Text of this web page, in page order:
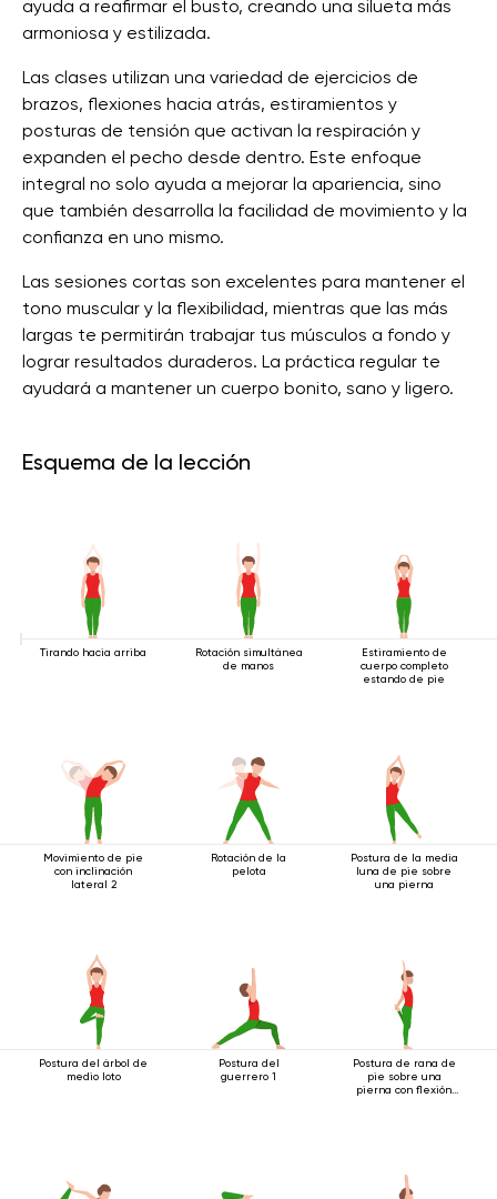
ayuda a reafirmar el busto, creando una silueta más
armoniosa y estilizada.
Las clases utilizan una variedad de ejercicios de
brazos, flexiones hacia atrás, estiramientos y
posturas de tensión que activan la respiración y
expanden el pecho desde dentro. Este enfoque
integral no solo ayuda a mejorar la apariencia, sino
que también desarrolla la facilidad de movimiento y la
confianza en uno mismo.
Las sesiones cortas son excelentes para mantener el
tono muscular y la flexibilidad, mientras que las más
largas te permitirán trabajar tus músculos a fondo y
lograr resultados duraderos. La práctica regular te
ayudará a mantener un cuerpo bonito, sano y ligero.
Esquema de la lección
Tirando hacia arriba
Rotación simultánea
de manos
Estiramiento de
cuerpo completo
estando de pie
Movimiento de pie
con inclinación
lateral 2
Rotación de la
pelota
Postura de la media
luna de pie sobre
una pierna
Postura del árbol de
medio loto
Postura del
guerrero 1
Postura de rana de
pie sobre una
pierna con flexión